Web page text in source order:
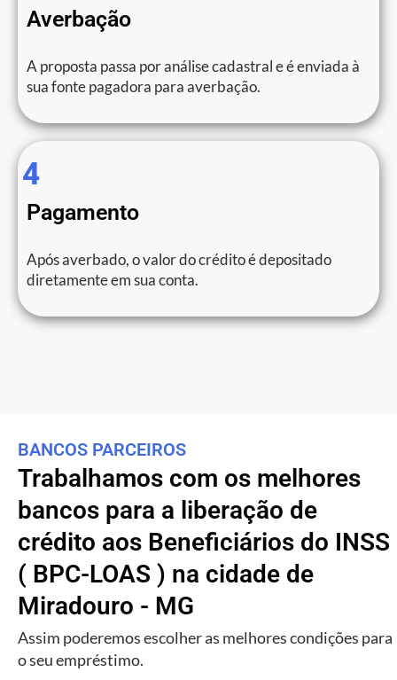
Averbação
A proposta passa por análise cadastral e é enviada à
sua fonte pagadora para averbação.
4
Pagamento
Após averbado, o valor do crédito é depositado
diretamente em sua conta.
BANCOS PARCEIROS
Trabalhamos com os melhores
bancos para a liberação de
crédito aos Beneficiários do INSS
( BPC-LOAS ) na cidade de
Miradouro - MG
Assim poderemos escolher as melhores condições para
o seu empréstimo.